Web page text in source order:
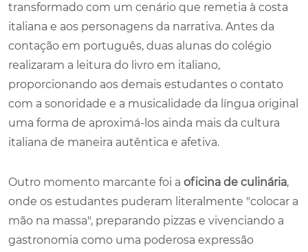
transformado com um cenário que remetia à costa
italiana e aos personagens da narrativa. Antes da
contação em português, duas alunas do colégio
realizaram a leitura do livro em italiano,
proporcionando aos demais estudantes o contato
com a sonoridade e a musicalidade da língua original
uma forma de aproximá-los ainda mais da cultura
italiana de maneira autêntica e afetiva.
Outro momento marcante foi a oficina de culinária,
onde os estudantes puderam literalmente "colocar a
mão na massa", preparando pizzas e vivenciando a
gastronomia como uma poderosa expressão